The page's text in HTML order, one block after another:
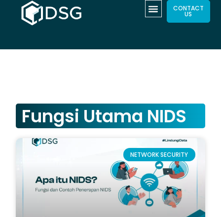
CONTACT
US
Fungsi Utama NIDS
NETWORK SECURITY